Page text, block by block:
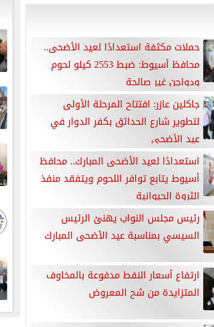
حملات مكثفة استعدادًا لعيد الأضحى..
محافظ أسيوط: ضبط 2553 كيلو لحوم
ودواجن غير صالحة
جاكلين عازر: افتتاح المرحلة الأولى
لتطوير شارع الحدائق بكفر الدوار في
عيد الأضحى
استعدادًا لعيد الأضحى المبارك.. محافظ
أسيوط يتابع توافر اللحوم ويتفقد منفذ
الثروة الحيوانية
رئيس مجلس النواب يهنئ الرئيس
السيسي بمناسبة عيد الأضحى المبارك
ارتفاع أسعار النفط مدفوعة بالمخاوف
المتزايدة من شح المعروض